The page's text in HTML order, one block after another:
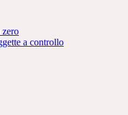
zero
a controllo